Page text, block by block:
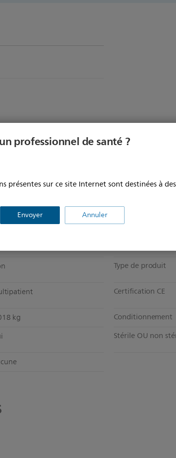
professionnel de santé ?
présentes sur ce site Internet sont destinées à
Envoyer Annuler
directe Type de patient
Type de produit
Certification CE
kg Conditionnement
Stérile OU non